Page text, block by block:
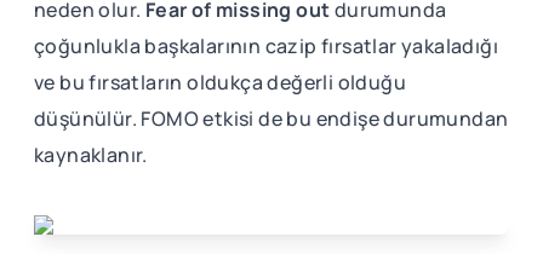
neden olur. Fear of missing outdurumunda
çoğunlukla başkalarının cazip fırsatlar yakaladığı
ve bu fırsatların oldukça değerli olduğu
düşünülür. FOMO etkisi de bu endişe durumundan
kaynaklanır.